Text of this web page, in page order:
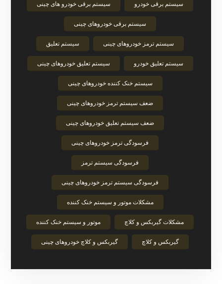
سیستم برقی خودرو سیستم برقی خودرو های چینی
سیستم برقی خودروهای چینی
سیستم ترمز خودروهای چینی سیستم تعلیق
سیستم تعلیق خودرو سیستم تعلیق خودروهای چینی
سیستم خنک‌ کننده خودروهای چینی
ضعف سیستم ترمز خودروهای چینی
ضعف سیستم تعلیق خودروهای چینی
فرسودگی ترمز خودروهای چینی
فرسودگی سیستم ترمز
فرسودگی سیستم ترمز خودروهای چینی
مشکلات موتور و سیستم خنک‌ کننده
مشکلات گیربکس و کلاچ موتور و سیستم خنک‌ کننده
گیربکس و کلاچ گیربکس و کلاچ خودروهای چینی